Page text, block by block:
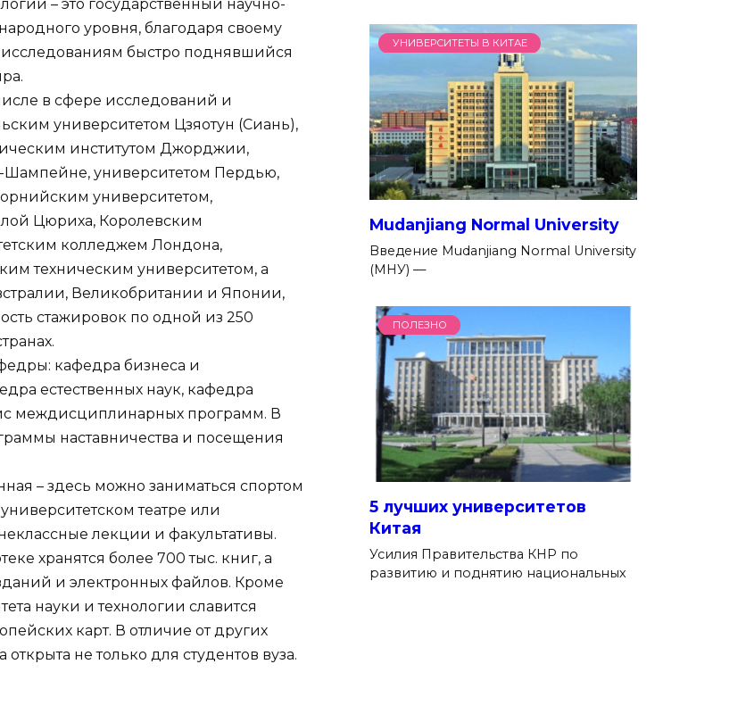
– это государственный научно-
уровня, благодаря своему
быстро поднявшийся
в сфере исследований и
университетом Цзяотун (Сиань),
институтом Джорджии,
Шампейне, университетом Пердью,
университетом,
Цюриха, Королевским
колледжем Лондона,
техническим университетом, а
Великобритании и Японии,
стажировок по одной из 250
кафедра бизнеса и
естественных наук, кафедра
междисциплинарных программ. В
наставничества и посещения
– здесь можно заниматься спортом
театре или
лекции и факультативы.
хранятся более 700 тыс. книг, а
и электронных файлов. Кроме
науки и технологии славится
карт. В отличие от других
не только для студентов вуза.
УНИВЕРСИТЕТЫ В КИТАЕ
Mudanjiang Normal University
Введение Mudanjiang Normal University
(МНУ) —
ПОЛЕЗНО
5 лучших университетов
Китая
Усилия Правительства КНР по
развитию и поднятию национальных